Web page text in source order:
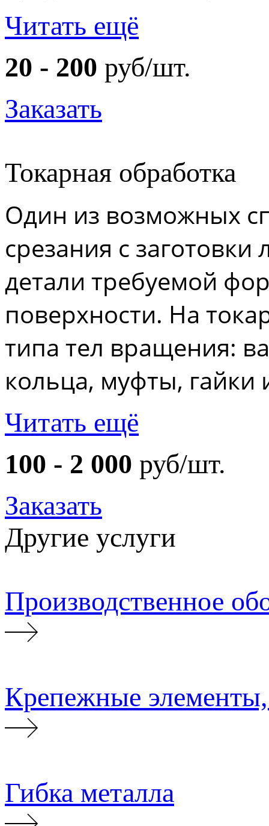
Читать ещё
20 - 200 руб/шт.
Заказать
Токарная обработка
Один из возможных
срезания с
детали требуемой
поверхности. На
типа тел вращения:
кольца, муфты, гайки
Читать ещё
100 - 2 000 руб/шт.
Заказать
Другие услуги
Производственное
Крепежные элементы,
Гибка металла